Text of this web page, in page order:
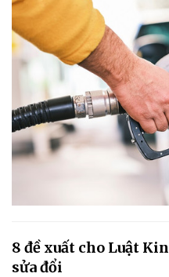
8 đề xuất cho Luật
sửa đổi